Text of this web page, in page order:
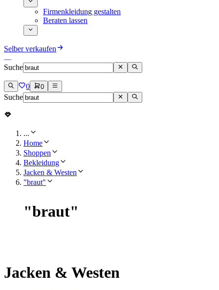
Firmenkleidung gestalten
Beraten lassen
Selber verkaufen
Suche
0 0
Suche
...
Home
Shoppen
Bekleidung
Jacken & Westen
"braut"
"braut"
Jacken & Westen